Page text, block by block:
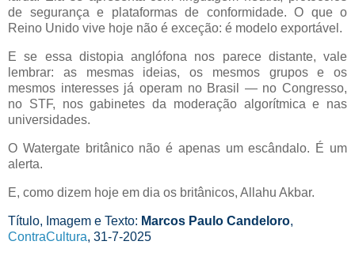
de segurança e plataformas de conformidade. O que o
Reino Unido vive hoje não é exceção: é modelo exportável.
E se essa distopia anglófona nos parece distante, vale
lembrar: as mesmas ideias, os mesmos grupos e os
mesmos interesses já operam no Brasil — no Congresso,
no STF, nos gabinetes da moderação algorítmica e nas
universidades.
O Watergate britânico não é apenas um escândalo. É um
alerta.
E, como dizem hoje em dia os britânicos, Allahu Akbar.
Título, Imagem e Texto: Marcos Paulo Candeloro,
ContraCultura, 31-7-2025